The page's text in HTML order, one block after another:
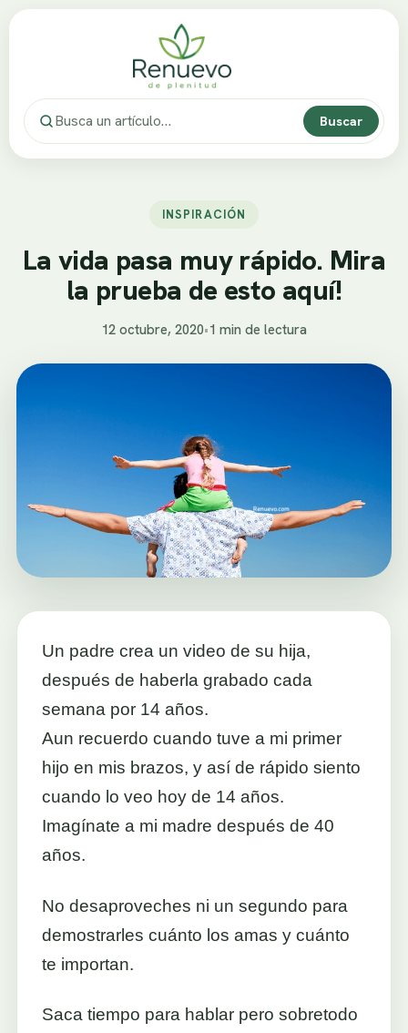
Buscar
INSPIRACIÓN
La vida pasa muy rápido. Mira
la prueba de esto aquí!
12 octubre, 2020•1 min de lectura
Un padre crea un video de su hija,
después de haberla grabado cada
semana por 14 años.
Aun recuerdo cuando tuve a mi primer
hijo en mis brazos, y así de rápido siento
cuando lo veo hoy de 14 años.
Imagínate a mi madre después de 40
años.
No desaproveches ni un segundo para
demostrarles cuánto los amas y cuánto
te importan.
Saca tiempo para hablar pero sobretodo